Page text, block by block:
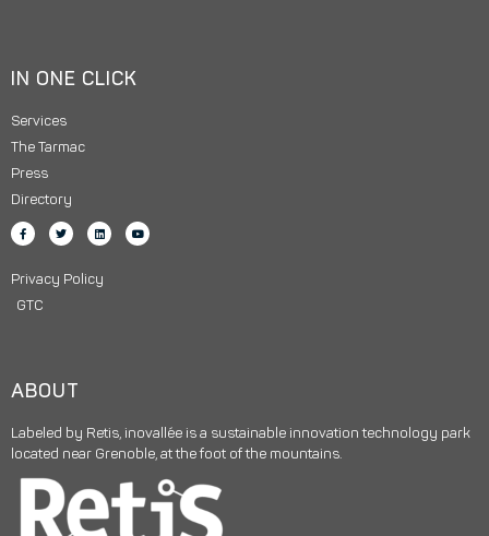
IN ONE CLICK
Services
The Tarmac
Press
Directory
Privacy Policy
GTC
ABOUT
Labeled by Retis, inovallée is a sustainable innovation technology park
located near Grenoble, at the foot of the mountains.